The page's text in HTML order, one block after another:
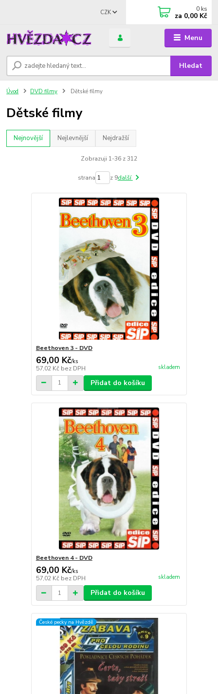
Menu
CZK
Hledat
0 ks
za 0,00 Kč
Úvod DVD filmy Dětské filmy
Dětské filmy
Nejnovější Nejlevnější Nejdražší
Zobrazuji 1-36 z 312
strana z 9další
Beethoven 3 - DVD
69,00 Kč/ks
57,02 Kč bez DPH skladem
Přidat do košíku
Beethoven 4 - DVD
69,00 Kč/ks
57,02 Kč bez DPH skladem
Přidat do košíku
České pecky na Hvězdě